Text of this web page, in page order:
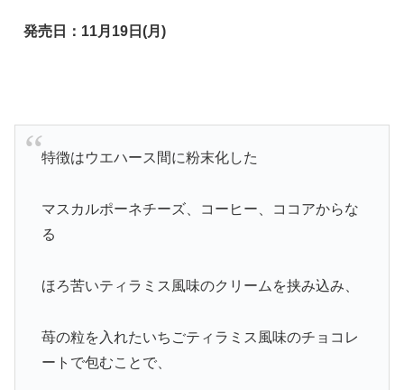
発売日：11月19日(月)
特徴はウエハース間に粉末化した
マスカルポーネチーズ、コーヒー、ココアからな
る
ほろ苦いティラミス風味のクリームを挟み込み、
苺の粒を入れたいちごティラミス風味のチョコレ
ートで包むことで、